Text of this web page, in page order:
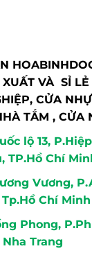
VÀ SỈ LẺ
CỬA
TẮM , CỬA
lộ 13,
TP.Hồ Chí
Vương,
Tp.Hồ Chí Minh
Phong,
Nha Trang